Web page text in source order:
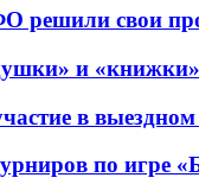
решили свои
и «книжки»
в
по игре